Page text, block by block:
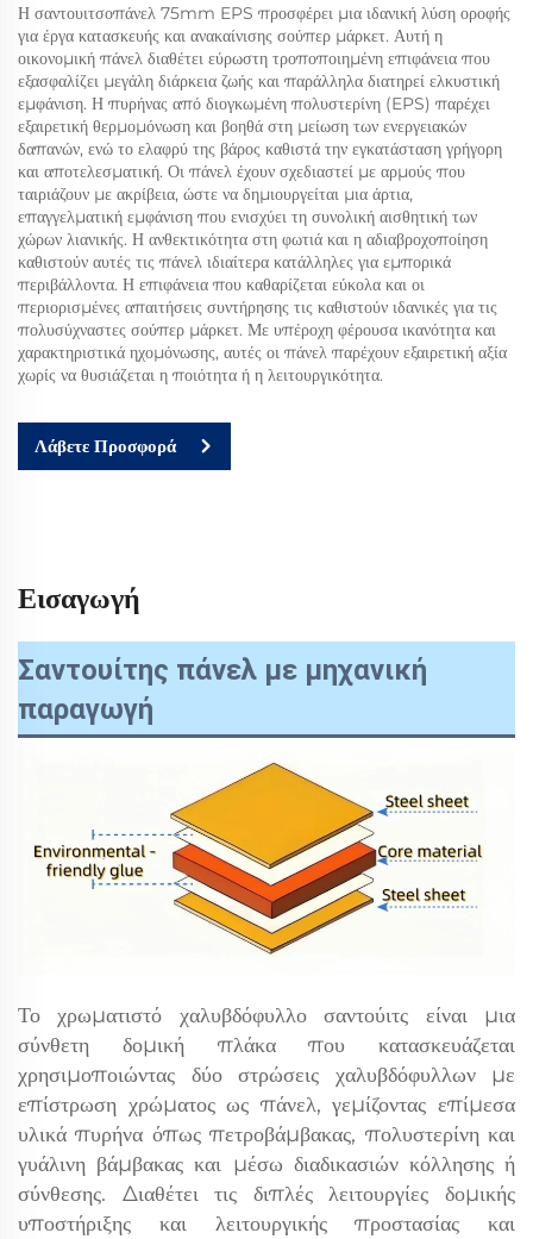
Η σαντουιτσοπάνελ 75mm EPS προσφέρει μια ιδανική λύση οροφής
για έργα κατασκευής και ανακαίνισης σούπερ μάρκετ. Αυτή η
οικονομική πάνελ διαθέτει εύρωστη τροποποιημένη επιφάνεια που
εξασφαλίζει μεγάλη διάρκεια ζωής και παράλληλα διατηρεί ελκυστική
εμφάνιση. Η πυρήνας από διογκωμένη πολυστερίνη (EPS) παρέχει
εξαιρετική θερμομόνωση και βοηθά στη μείωση των ενεργειακών
δαπανών, ενώ το ελαφρύ της βάρος καθιστά την εγκατάσταση γρήγορη
και αποτελεσματική. Οι πάνελ έχουν σχεδιαστεί με αρμούς που
ταιριάζουν με ακρίβεια, ώστε να δημιουργείται μια άρτια,
επαγγελματική εμφάνιση που ενισχύει τη συνολική αισθητική των
χώρων λιανικής. Η ανθεκτικότητα στη φωτιά και η αδιαβροχοποίηση
καθιστούν αυτές τις πάνελ ιδιαίτερα κατάλληλες για εμπορικά
περιβάλλοντα. Η επιφάνεια που καθαρίζεται εύκολα και οι
περιορισμένες απαιτήσεις συντήρησης τις καθιστούν ιδανικές για τις
πολυσύχναστες σούπερ μάρκετ. Με υπέροχη φέρουσα ικανότητα και
χαρακτηριστικά ηχομόνωσης, αυτές οι πάνελ παρέχουν εξαιρετική αξία
χωρίς να θυσιάζεται η ποιότητα ή η λειτουργικότητα.
Λάβετε Προσφορά
Εισαγωγή
Σαντουίτης πάνελ με μηχανική
παραγωγή
Το χρωματιστό χαλυβδόφυλλο σαντούιτς είναι μια
σύνθετη δομική πλάκα που κατασκευάζεται
χρησιμοποιώντας δύο στρώσεις χαλυβδόφυλλων με
επίστρωση χρώματος ως πάνελ, γεμίζοντας επίμεσα
υλικά πυρήνα όπως πετροβάμβακας, πολυστερίνη και
γυάλινη βάμβακας και μέσω διαδικασιών κόλλησης ή
σύνθεσης. Διαθέτει τις διπλές λειτουργίες δομικής
υποστήριξης και λειτουργικής προστασίας και